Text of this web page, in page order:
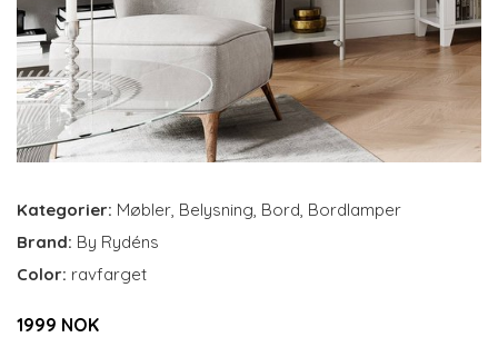
Kategorier: Møbler, Belysning, Bord, Bordlamper
Brand: By Rydéns
Color: ravfarget
1999 NOK